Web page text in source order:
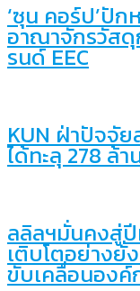
‘ซุน คอร์ป’ปัก
อาณาจักรวัสดุ
รนด์ EEC
KUN ฝ่าปัจจั
ได้ทะลุ 278 ล้
ลลิลฯมั่นคงสู่ปี
เติบโตอย่างยั่
ขับเคลื่อนองค์